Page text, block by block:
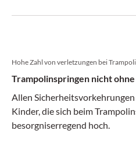
Hohe Zahl von verletzungen bei
Trampolinspringen nicht
Allen
Kinder, die sich beim
besorgniserregend hoch.